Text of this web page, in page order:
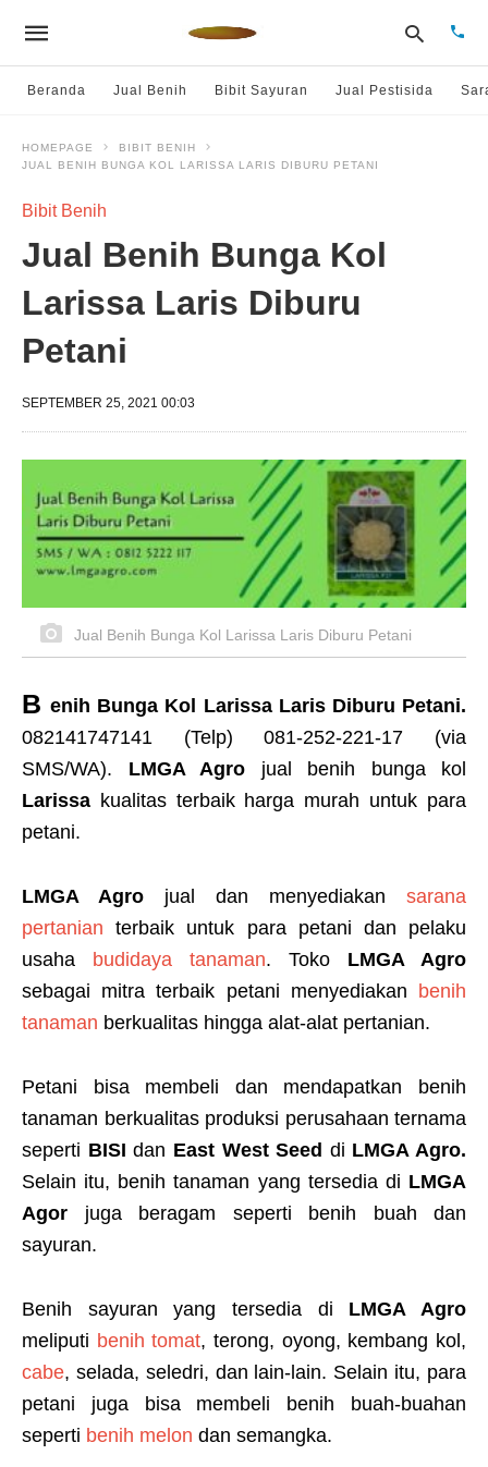
Beranda Jual Benih Bibit Sayuran Jual Pestisida
HOMEPAGE
BIBIT BENIH
JUAL BENIH BUNGA KOL LARISSA LARIS DIBURU PETANI
Bibit Benih
Jual Benih Bunga Kol
Larissa Laris Diburu
Petani
SEPTEMBER 25, 2021 00:03
Jual Benih Bunga Kol Larissa Laris Diburu Petani
B enih Bunga Kol Larissa Laris Diburu Petani.
082141747141 (Telp) 081-252-221-17 (via
SMS/WA). LMGA Agro jual benih bunga kol
Larissa kualitas terbaik harga murah untuk para
petani.
LMGA Agro jual dan menyediakan sarana
pertanian terbaik untuk para petani dan pelaku
usaha budidaya tanaman. Toko LMGA Agro
sebagai mitra terbaik petani menyediakan benih
tanaman berkualitas hingga alat-alat pertanian.
Petani bisa membeli dan mendapatkan benih
tanaman berkualitas produksi perusahaan ternama
seperti BISIdan East West Seed di LMGA Agro.
Selain itu, benih tanaman yang tersedia di LMGA
Agor juga beragam seperti benih buah dan
sayuran.
Benih sayuran yang tersedia di LMGA Agro
meliputi benih tomat, terong, oyong, kembang kol,
cabe, selada, seledri, dan lain-lain. Selain itu, para
petani juga bisa membeli benih buah-buahan
seperti benih melon dan semangka.